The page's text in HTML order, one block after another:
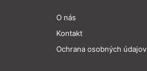
O nás
Kontakt
Ochrana osobných údajov